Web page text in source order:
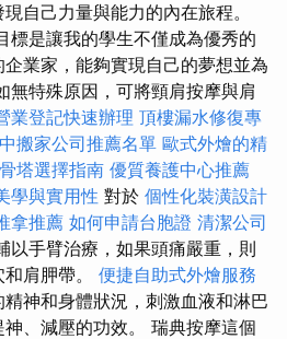
自己力量與能力的內在旅程。
標是讓我的學生不僅成為優秀的
業家，能夠實現自己的夢想並為
無特殊原因，可將頸肩按摩與肩
業登記快速辦理 頂樓漏水修復專
搬家公司推薦名單 歐式外燴的精
塔選擇指南 優質養護中心推薦
學與實用性 對於 個性化裝潢設計
拿推薦 如何申請台胞證 清潔公司
以手臂治療，如果頭痛嚴重，則
肩胛帶。 便捷自助式外燴服務
神和身體狀況，刺激血液和淋巴
、減壓的功效。 瑞典按摩這個